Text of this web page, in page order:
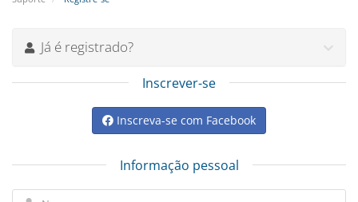
Já é registrado?
Inscrever-se
Inscreva-se com Facebook
Informação pessoal